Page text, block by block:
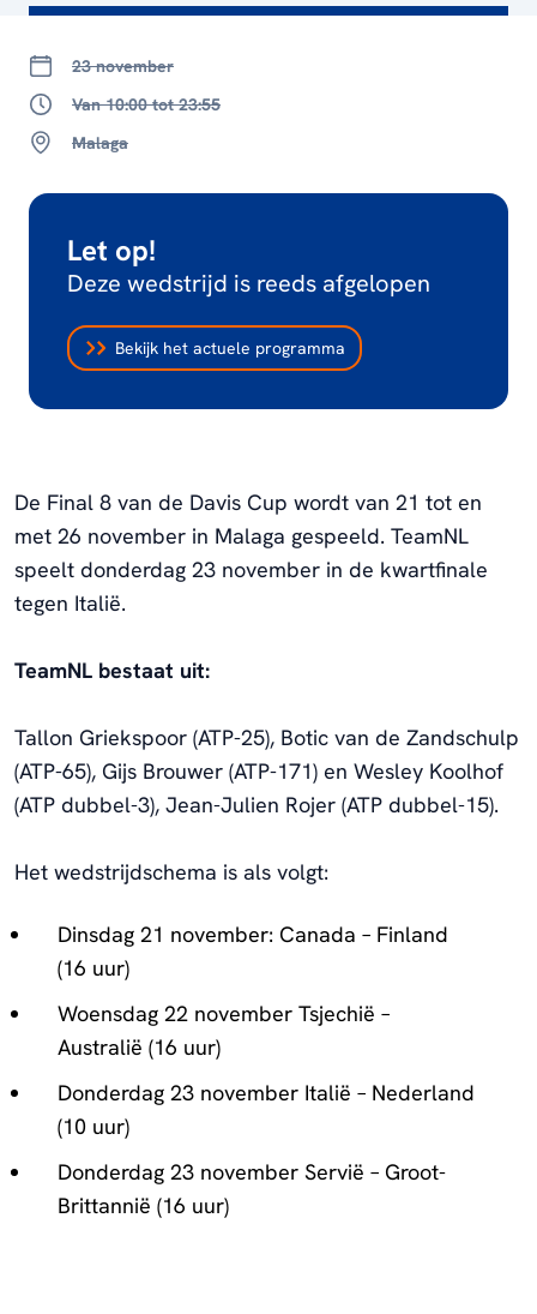
23 november
Van 10:00 tot 23:55
Malaga
Let op!
Deze wedstrijd is reeds afgelopen
Bekijk het actuele programma
De Final 8 van de Davis Cup wordt van 21 tot en
met 26 november in Malaga gespeeld. TeamNL
speelt donderdag 23 november in de kwartfinale
tegen Italië.
TeamNL bestaat uit:
Tallon Griekspoor (ATP-25), Botic van de Zandschulp
(ATP-65), Gijs Brouwer (ATP-171) en Wesley Koolhof
(ATP dubbel-3), Jean-Julien Rojer (ATP dubbel-15).
Het wedstrijdschema is als volgt:
Dinsdag 21 november: Canada – Finland
(16 uur)
Woensdag 22 november Tsjechië –
Australië (16 uur)
Donderdag 23 november Italië – Nederland
(10 uur)
Donderdag 23 november Servië – Groot-
Brittannië (16 uur)